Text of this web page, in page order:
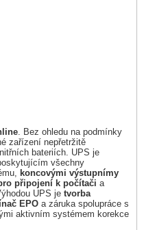
. Bez ohledu na podmínky
zařízení nepřetržitě
bateriích. UPS je
všechny
koncovými výstupnímy
připojení k počítači a
UPS je tvorba
EPO a záruka spolupráce s
aktivním systémem korekce